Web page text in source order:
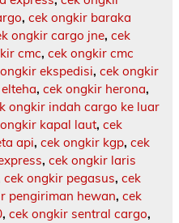
, cek ongkir baraka
ongkir cargo jne, cek
cmc, cek ongkir cmc
ekspedisi, cek ongkir
, cek ongkir herona,
ongkir indah cargo ke luar
kapal laut, cek
api, cek ongkir kgp, cek
, cek ongkir laris
cek ongkir pegasus, cek
pengiriman hewan, cek
, cek ongkir sentral cargo,